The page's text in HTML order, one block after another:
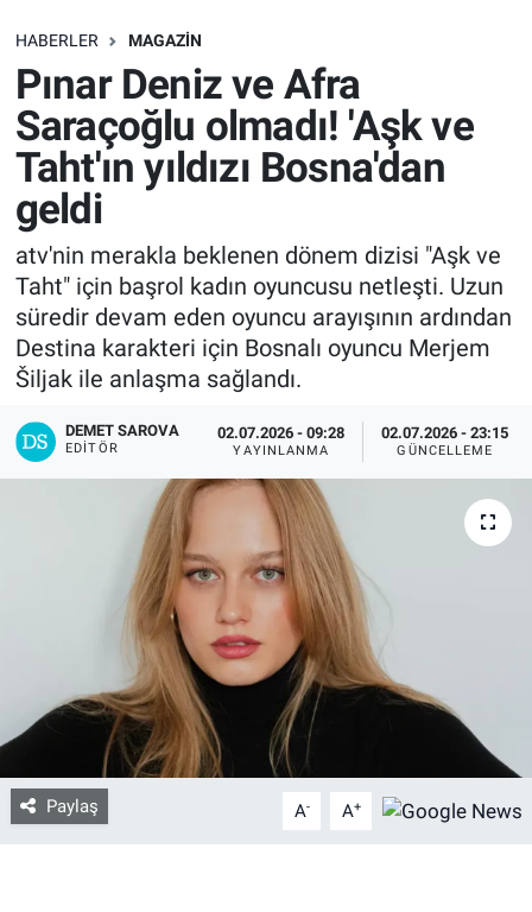
HABERLER MAGAZIN
Pınar Deniz ve Afra
Saraçoğlu olmadı! 'Aşk ve
Taht'ın yıldızı Bosna'dan
geldi
atv'nin merakla beklenen dönem dizisi "Aşk ve
Taht" için başrol kadın oyuncusu netleşti. Uzun
süredir devam eden oyuncu arayışının ardından
Destina karakteri için Bosnalı oyuncu Merjem
Šiljak ile anlaşma sağlandı.
DEMET SAROVA
EDITÖR
02.07.2026 - 09:28
YAYINLANMA
02.07.2026 - 23:15
GÜNCELLEME
Paylaş A- A+
SAĞLIK
EKONOMİ
EĞİTİM
ÖZEL HABER
Keşfet
ASTROLOJİ
Bize ulaşın
İletişim/Künye
Yaşam
Gözden Kaçmasın
İletişim (Künye)